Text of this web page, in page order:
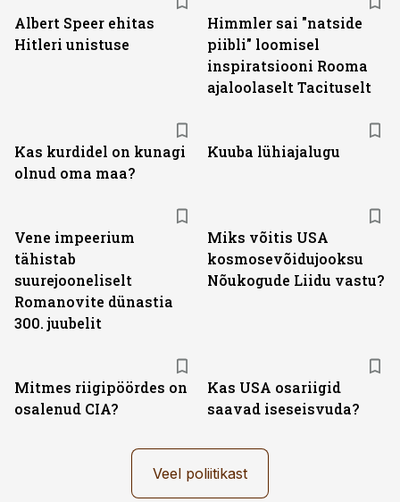
Albert Speer ehitas
Hitleri unistuse
Himmler sai "natside
piibli" loomisel
inspiratsiooni Rooma
ajaloolaselt Tacituselt
Kas kurdidel on kunagi
olnud oma maa?
Kuuba lühiajalugu
Vene impeerium
tähistab
suurejooneliselt
Romanovite dünastia
300. juubelit
Miks võitis USA
kosmosevõidujooksu
Nõukogude Liidu vastu?
Mitmes riigipöördes on
osalenud CIA?
Kas USA osariigid
saavad iseseisvuda?
Veel poliitikast